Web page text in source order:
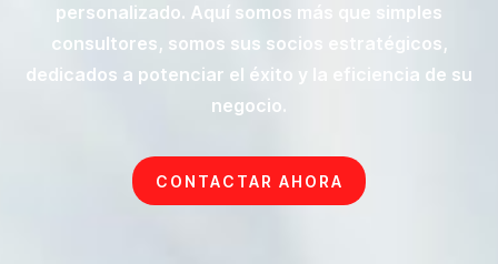
personalizado. Aquí somos más que simples
consultores, somos sus socios estratégicos,
dedicados a potenciar el éxito y la eficiencia de su
negocio.
CONTACTAR AHORA